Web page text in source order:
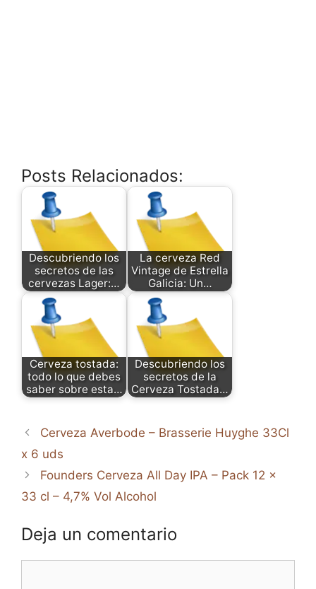
Posts Relacionados:
Descubriendo los
secretos de las
cervezas Lager:…
La cerveza Red
Vintage de Estrella
Galicia: Un…
Cerveza tostada:
todo lo que debes
saber sobre esta…
Descubriendo los
secretos de la
Cerveza Tostada…
Cerveza Averbode – Brasserie Huyghe 33Cl
x 6 uds
Founders Cerveza All Day IPA – Pack 12 x
33 cl – 4,7% Vol Alcohol
Deja un comentario